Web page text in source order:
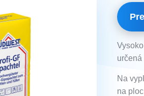
určená
Na
na